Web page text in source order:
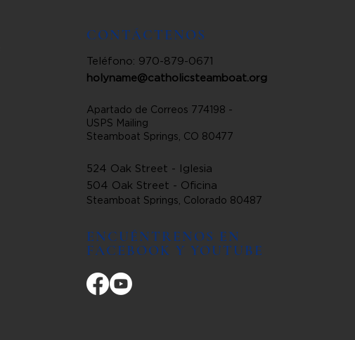
CONTÁCTENOS
Teléfono: 970-879-0671
holyname@catholicsteamboat.org
Apartado de Correos 774198 -
USPS Mailing
Steamboat Springs, CO 80477
524 Oak Street - Iglesia
504 Oak Street - Oficina
Steamboat Springs, Colorado 80487
ENCUÉNTRENOS EN
FACEBOOK Y YOUTUBE